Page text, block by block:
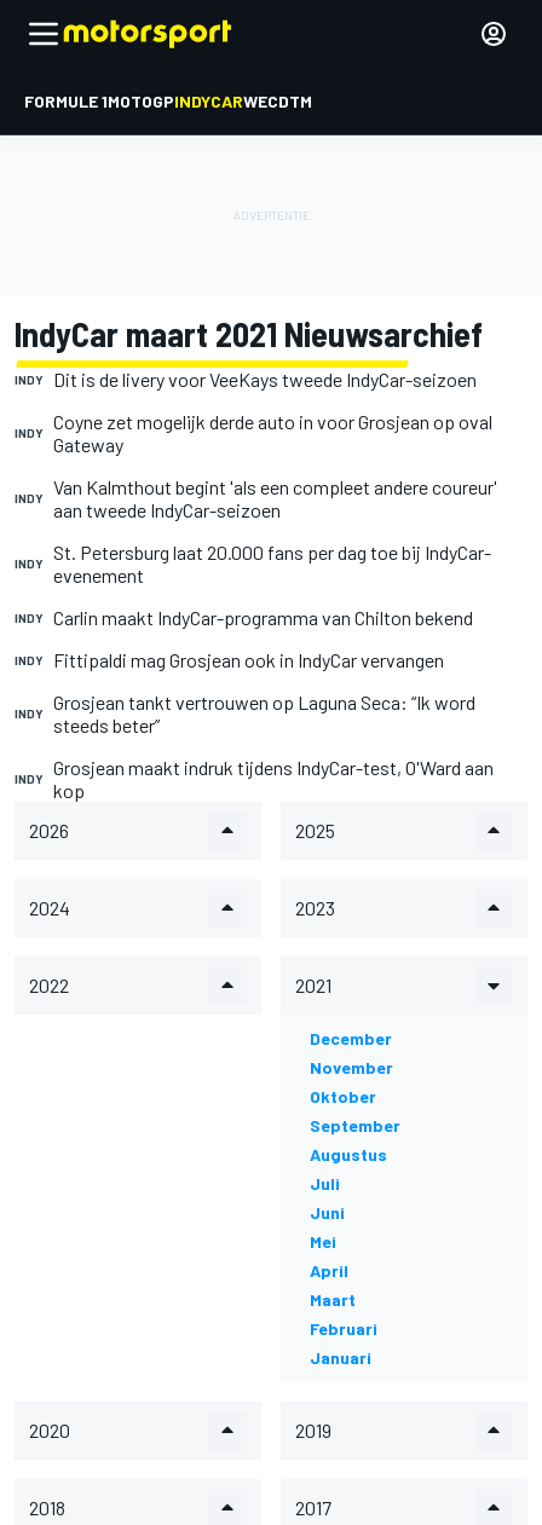
FORMULE 1MOTOGPINDYCARWECDTM
IndyCar maart 2021 Nieuwsarchief
INDY Dit is de livery voor VeeKays tweede IndyCar-seizoen
INDY
Coyne zet mogelijk derde auto in voor Grosjean op oval
Gateway
INDY
Van Kalmthout begint 'als een compleet andere coureur'
aan tweede IndyCar-seizoen
INDY
St. Petersburg laat 20.000 fans per dag toe bij IndyCar-
evenement
INDY Carlin maakt IndyCar-programma van Chilton bekend
INDY Fittipaldi mag Grosjean ook in IndyCar vervangen
INDY
Grosjean tankt vertrouwen op Laguna Seca: “Ik word
steeds beter”
INDY
Grosjean maakt indruk tijdens IndyCar-test, O'Ward aan
kop
2026
2025
2024 2023
2022 2021
December
November
Oktober
September
Augustus
Juli
Juni
Mei
April
Maart
Februari
Januari
2020 2019
2018 2017